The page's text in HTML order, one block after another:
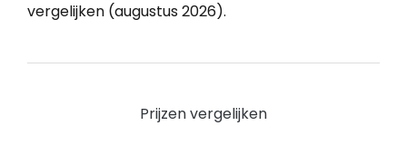
vergelijken (augustus 2026).
Prijzen vergelijken